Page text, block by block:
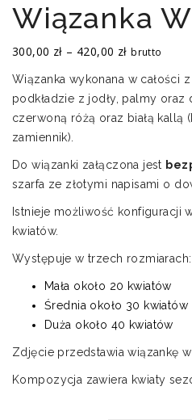
Wiązanka
300,00 zł – 420,00 złZakres
300,00 zł
brutto
Wiązanka wykonana w całości
podkładzie z jodły, palmy oraz
czerwoną różą oraz białą kallą
zamiennik).
Do wiązanki załączona jest
szarfa ze złotymi napisami o
Istnieje możliwość konfiguracji
kwiatów.
Występuje w trzech rozmiarach:
Mała około 20 kwiatów
Średnia około 30 kwiatów
Duża około 40 kwiatów
Zdjęcie przedstawia wiązankę
Kompozycja zawiera kwiaty